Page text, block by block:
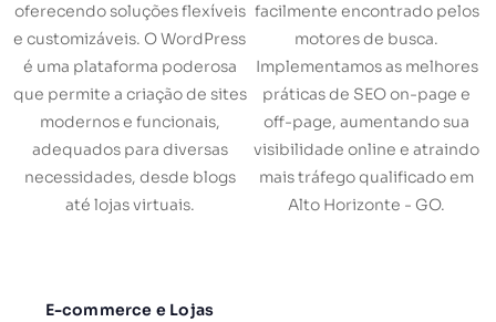
oferecendo soluções flexíveis
e customizáveis. O WordPress
é uma plataforma poderosa
que permite a criação de sites
modernos e funcionais,
adequados para diversas
necessidades, desde blogs
até lojas virtuais.
facilmente encontrado pelos
motores de busca.
Implementamos as melhores
práticas de SEO on-page e
off-page, aumentando sua
visibilidade online e atraindo
mais tráfego qualificado em
Alto Horizonte - GO.
E-commerce e Lojas